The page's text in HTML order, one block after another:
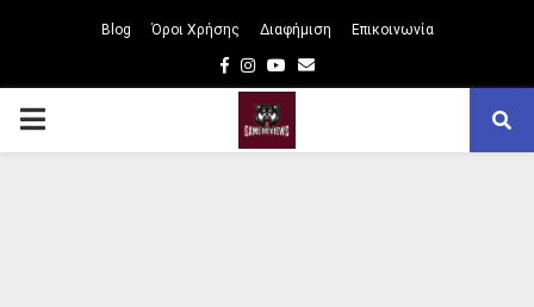
Blog Όροι Χρήσης Διαφήμιση Επικοινωνία
Facebook
Instagram
Youtube
Email
PRIMARY